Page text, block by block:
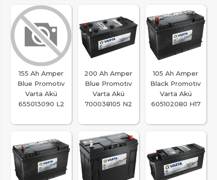
155 Ah Amper
Blue Promotıv
Varta Akü
655013090 L2
200 Ah Amper
Blue Promotıv
Varta Akü
700038105 N2
105 Ah Amper
Black Promotıv
Varta Akü
605102080 H17